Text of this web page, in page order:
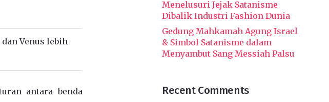
Venus lebih
antara benda
Menelusuri Jejak Satanisme
Dibalik Industri Fashion Dunia
Gedung Mahkamah Agung Israel
& Simbol Satanisme dalam
Menyambut Sang Messiah Palsu
Recent Comments